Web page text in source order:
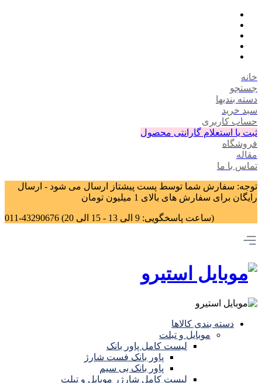
خانه
جستجو
دسته بندیها
سبد خرید
حساب کاربری
ثبت یا استعلام گارانتی محصول
فروشگاه
مقاله
تماس با ما
توجه: سفارش شما توسط پست پیشتاز ارسال می شود - ارسال
رایگان برای سفارش های بالای 1 میلیون تومان
011-43290676 (ساعت پاسخگویی: 9 الی 13 - 15 الی 20)
دسته بندی کالاها
موبایل و تبلت
لیست کامل پاور بانک
پاور بانک فست شارژ
پاور بانک بی سیم
لیست کامل شارژر موبایل و تبلت